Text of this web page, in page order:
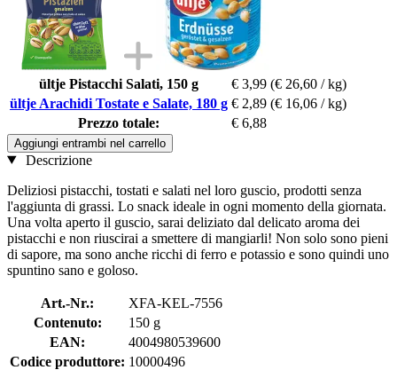
ültje Pistacchi Salati, 150 g € 3,99 (€ 26,60 / kg)
ültje Arachidi Tostate e Salate, 180 g € 2,89 (€ 16,06 / kg)
Prezzo totale:
€ 6,88
Aggiungi entrambi nel carrello
Descrizione
Deliziosi pistacchi, tostati e salati nel loro guscio, prodotti senza
l'aggiunta di grassi. Lo snack ideale in ogni momento della giornata.
Una volta aperto il guscio, sarai deliziato dal delicato aroma dei
pistacchi e non riuscirai a smettere di mangiarli! Non solo sono pieni
di sapore, ma sono anche ricchi di ferro e potassio e sono quindi uno
spuntino sano e goloso.
Art.-Nr.:
XFA-KEL-7556
Contenuto:
150 g
EAN:
4004980539600
Codice produttore: 10000496